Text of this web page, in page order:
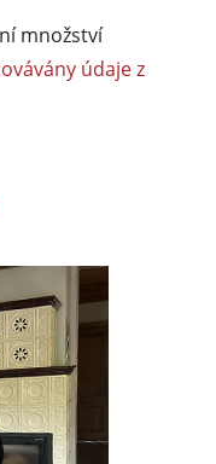
množství
údaje z